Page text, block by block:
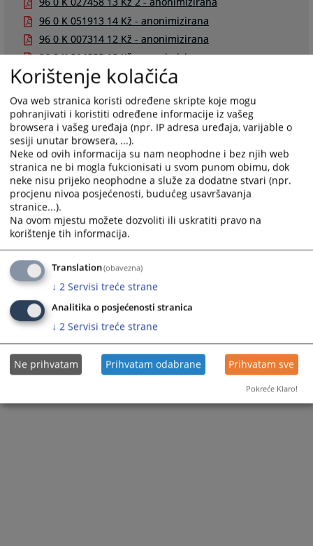
96 0 K 051913 14 Kž - anonimizirana
96 0 K 007314 12 Kž - anonimizirana
96 0 K 014835 12 Kž - anonimizirana
96 0 K 023510 11 Kž - anonimizirana
96 0 K 035063 13 Kž - anonimizirana
96 0 K 112911 20 Kž - anonimizirana
96 0 K 072686 17 Kž 5 - anonimizirana
96 0 K 072686 16 Kz 4 - anonimizirano
96 0 K 098618 17 Kž - anonimizirana
96 0 K 005374 11 Kž - anonimizirana
96 0 K 006619 10 Kž - anonimizirana
96 0 K 051613 15 Kž - anonimizirana
96 0 K 053617 14 Kž - anonimizirana
96 0 K 040350 12 Kž - anonimizirana
96 0 K 122615 24 Kž
96 0 K 122615 24 Kž - SENTENCA
96 0 K 124695 24 Kž 2
96 0 K 124695 24 Kž 2 SENTENCA
Korištenje kolačića
Ova web stranica koristi određene skripte koje mogu
pohranjivati i koristiti određene informacije iz vašeg
browsera i vašeg uređaja (npr. IP adresa uređaja, varijable o
sesiji unutar browsera, ...).
Neke od ovih informacija su nam neophodne i bez njih web
stranica ne bi mogla fukcionisati u svom punom obimu, dok
neke nisu prijeko neophodne a služe za dodatne stvari (npr.
procjenu nivoa posjećenosti, budućeg usavršavanja
stranice...).
Na ovom mjestu možete dozvoliti ili uskratiti pravo na
korištenje tih informacija.
Translation(obavezna)
↓ 2 Servisi treće strane
Analitika o posjećenosti stranica
↓ 2 Servisi treće strane
Ne prihvatam Prihvatam odabrane Prihvatam sve
Pokreće Klaro!